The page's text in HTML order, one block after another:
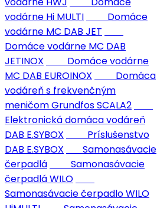
vodárne Hi MULTI
Domáce
vodárne MC DAB JET
Domáce vodárne MC DAB
JETINOX
Domáce vodárne
MC DAB EUROINOX
Domáca
vodáreň s frekvenčným
meničom Grundfos SCALA2
Elektronická domáca vodáreň
DAB E.SYBOX
Príslušenstvo
DAB E.SYBOX
Samonasávacie
čerpadlá
Samonasávacie
čerpadlá WILO
Samonasávacie čerpadlo WILO